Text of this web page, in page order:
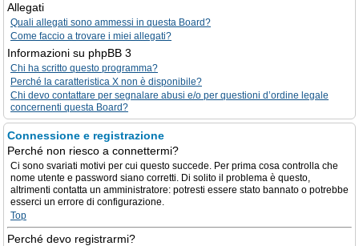
Allegati
Quali allegati sono ammessi in questa Board?
Come faccio a trovare i miei allegati?
Informazioni su phpBB 3
Chi ha scritto questo programma?
Perché la caratteristica X non è disponibile?
Chi devo contattare per segnalare abusi e/o per questioni d’ordine legale
concernenti questa Board?
Connessione e registrazione
Perché non riesco a connettermi?
Ci sono svariati motivi per cui questo succede. Per prima cosa controlla che
nome utente e password siano corretti. Di solito il problema è questo,
altrimenti contatta un amministratore: potresti essere stato bannato o potrebbe
esserci un errore di configurazione.
Top
Perché devo registrarmi?